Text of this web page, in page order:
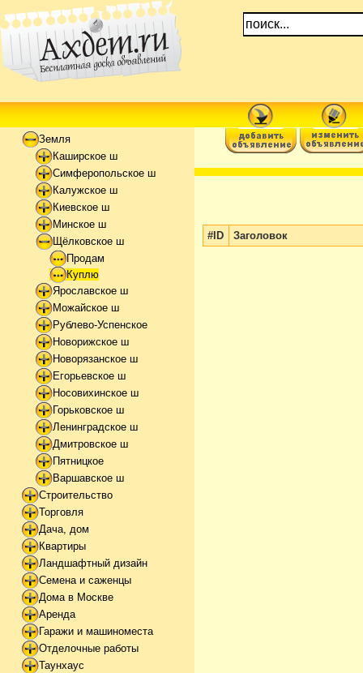
Земля
Каширское ш
Симферопольское ш
Калужское ш
Киевское ш
Минское ш
Щёлковское ш
Продам
Куплю
Ярославское ш
Можайское ш
Рублево-Успенское
Новорижское ш
Новорязанское ш
Егорьевское ш
Носовихинское ш
Горьковское ш
Ленинградское ш
Дмитровское ш
Пятницкое
Варшавское ш
Строительство
Торговля
Дача, дом
Квартиры
Ландшафтный дизайн
Семена и саженцы
Дома в Москве
Аренда
Гаражи и машиноместа
Отделочные работы
Таунхаус
#ID Заголовок